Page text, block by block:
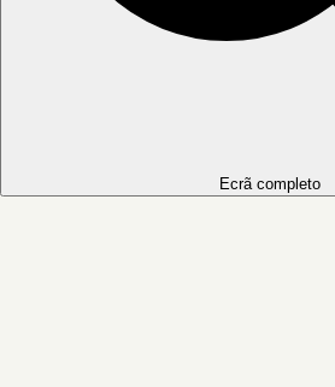
Ecrã completo